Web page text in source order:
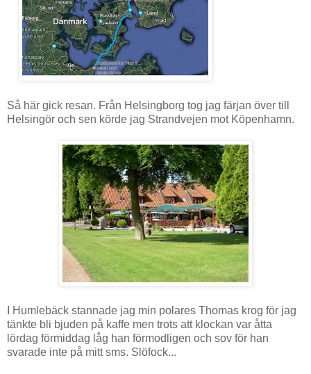
Så här gick resan. Från Helsingborg tog jag färjan över till
Helsingör och sen körde jag Strandvejen mot Köpenhamn.
I Humlebäck stannade jag min polares Thomas krog för jag
tänkte bli bjuden på kaffe men trots att klockan var åtta
lördag förmiddag låg han förmodligen och sov för han
svarade inte på mitt sms. Slöfock...